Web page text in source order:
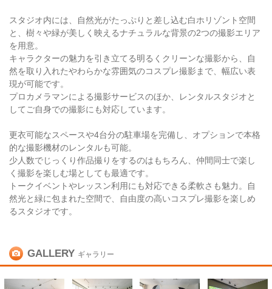
スタジオ内には、自然光がたっぷりと差し込む白ホリゾント空間
と、樹々や緑が美しく映えるナチュラルな背景の2つの撮影エリア
を用意。
キャラクターの魅力を引き立てる明るくクリーンな撮影から、自
然を取り入れたやわらかな雰囲気のコスプレ撮影まで、幅広い表
現が可能です。
プロカメラマンによる撮影サービスのほか、レンタルスタジオと
してご自身での撮影にも対応しています。
更衣可能なスペースや4台分の駐車場を完備し、オプションで本格
的な撮影機材のレンタルも可能。
少人数でじっくり作品撮りをするのはもちろん、仲間同士で楽し
く撮影を楽しむ場としても最適です。
トークイベントやレッスン利用にも対応できる柔軟さも魅力。自
然光と緑に包まれた空間で、自由度の高いコスプレ撮影を楽しめ
るスタジオです。
GALLERY ギャラリー